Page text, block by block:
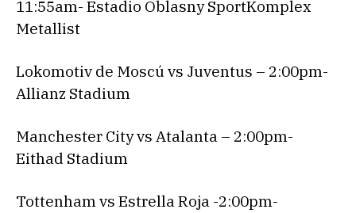
11:55am- Estadio Oblasny SportKomplex
Metallist
Lokomotiv de Moscú vs Juventus – 2:00pm-
Allianz Stadium
Manchester City vs Atalanta – 2:00pm-
Eithad Stadium
Tottenham vs Estrella Roja -2:00pm-